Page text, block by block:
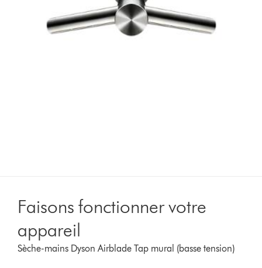
Faisons fonctionner votre
appareil
Sèche-mains Dyson Airblade Tap mural (basse tension)